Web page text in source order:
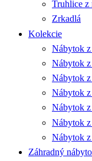
Truhlice z
Zrkadlá
Kolekcie
Nábytok
Nábytok
Nábytok
Nábytok
Nábytok
Nábytok
Nábytok
Záhradný